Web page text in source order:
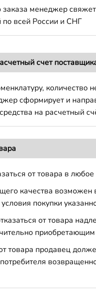
менеджер
по всей России и СНГ
счет
количество
сформирует и
на расчетный
от товара в
качества возможен
покупки
от товара
товара продавец